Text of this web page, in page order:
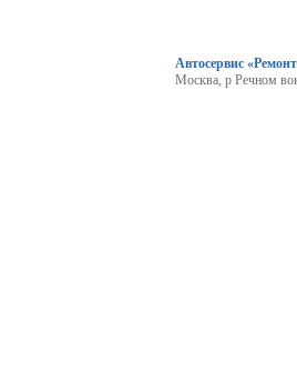
Автосервис
Москва, р Речном